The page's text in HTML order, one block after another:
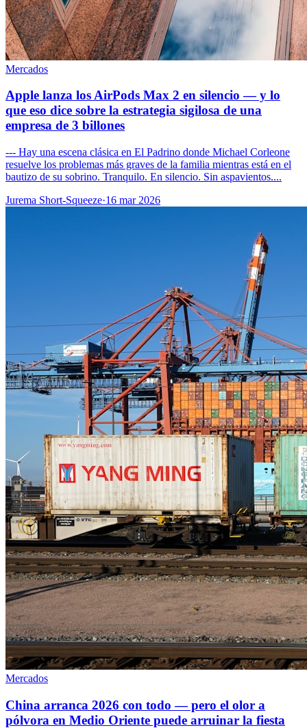
Mercados
Apple lanza los AirPods Max 2 en silencio — y lo
que eso dice sobre la estrategia sigilosa de una
empresa de 3 billones
--- Hay una escena clásica en El Padrino donde Michael Corleone
resuelve los problemas más graves de la familia mientras está en el
bautizo de su sobrino. Tranquilo. En silencio. Sin aspavientos....
Jurema Short-Squeeze·16 mar 2026
Mercados
China arranca 2026 con todo — pero el olor a
pólvora en Medio Oriente puede arruinar la fiesta